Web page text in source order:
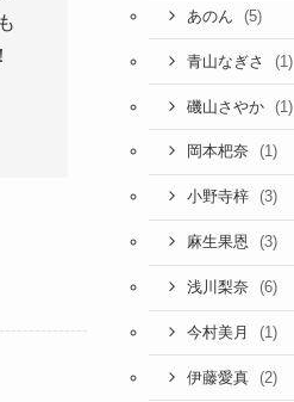
あのん (5)
青山なぎさ (1)
磯山さやか (1)
岡本杷奈 (1)
小野寺梓 (3)
麻生果恩 (3)
浅川梨奈 (6)
今村美月 (1)
伊藤愛真 (2)